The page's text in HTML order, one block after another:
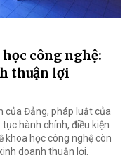
công nghệ:
thuận lợi
của Đảng, pháp luật của
hành chính, điều kiện
khoa học công nghệ còn
doanh thuận lợi.